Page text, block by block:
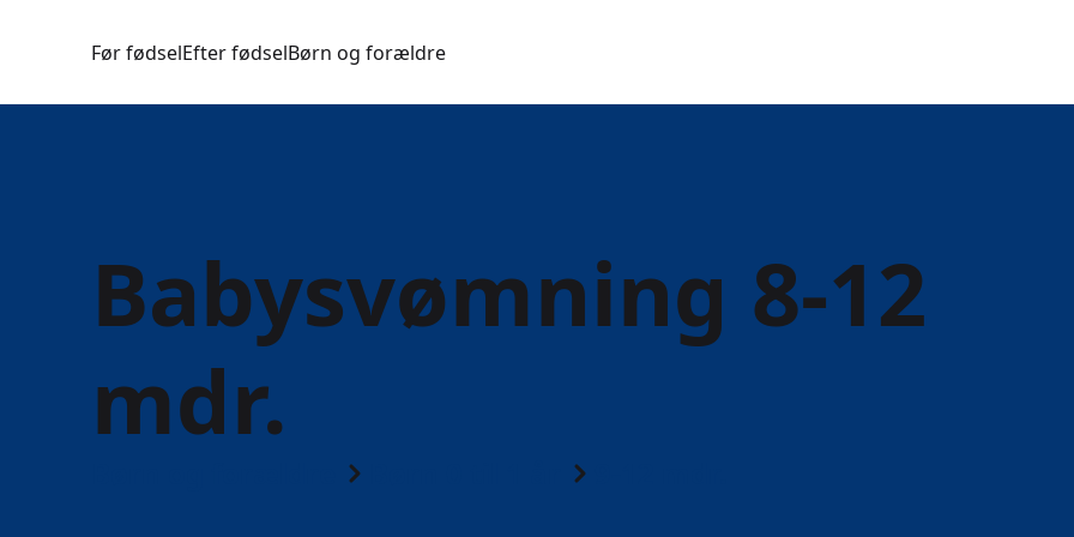
Før fødselEfter fødselBørn og forældre
Babysvømning 8-12
mdr.